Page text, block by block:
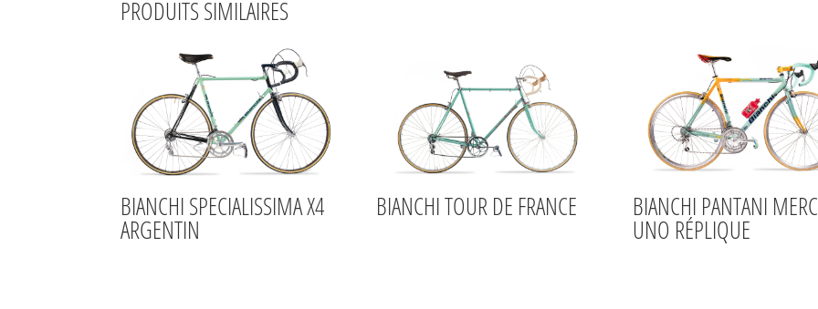
PRODUITS SIMILAIRES
BIANCHI SPECIALISSIMA X4
ARGENTIN
BIANCHI TOUR DE FRANCE BIANCHI PANTANI
UNO RÉPLIQUE